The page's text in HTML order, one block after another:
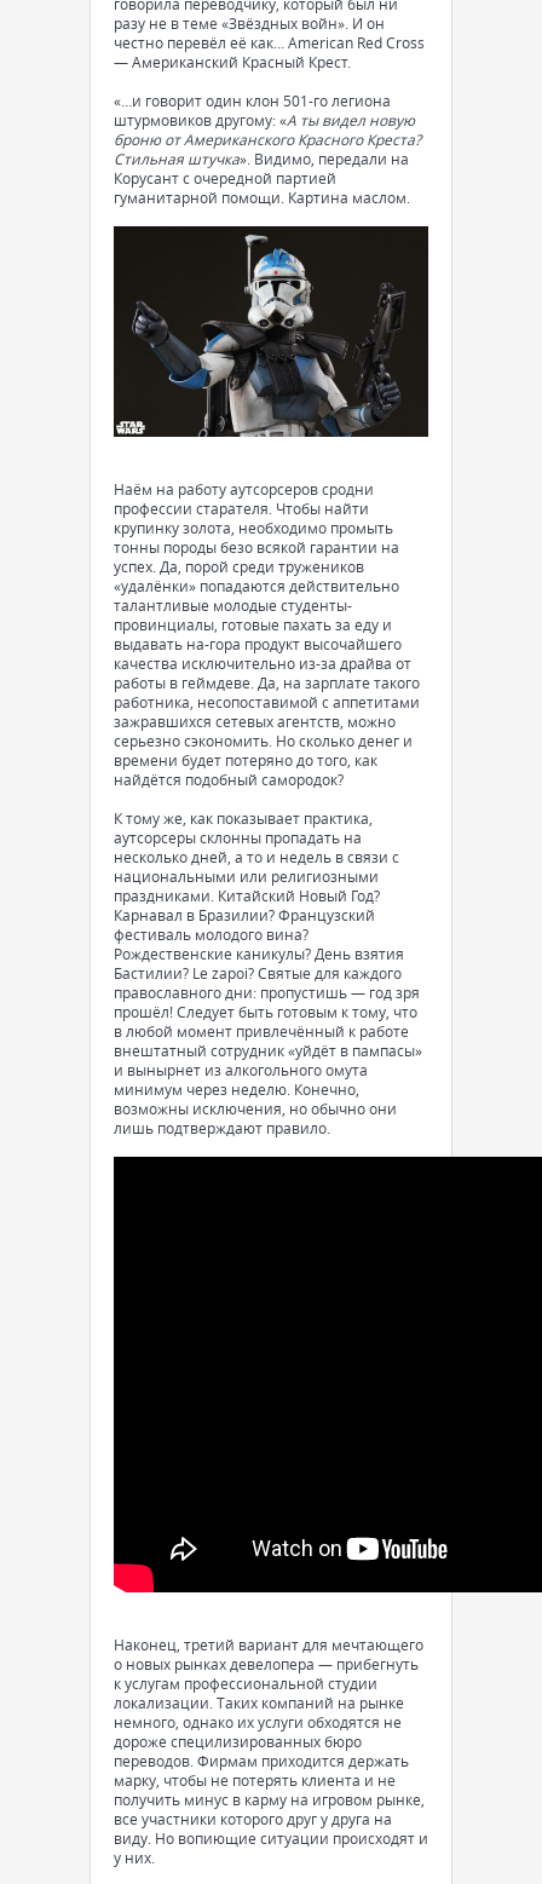
говорила переводчику, который был ни
разу не в теме «Звёздных войн». И он
честно перевёл её как… American Red Cross
— Американский Красный Крест.
«…и говорит один клон 501-го легиона
штурмовиков другому: «А ты видел новую
броню от Американского Красного Креста?
Стильная штучка». Видимо, передали на
Корусант с очередной партией
гуманитарной помощи. Картина маслом.
Наём на работу аутсорсеров сродни
профессии старателя. Чтобы найти
крупинку золота, необходимо промыть
тонны породы безо всякой гарантии на
успех. Да, порой среди тружеников
«удалёнки» попадаются действительно
талантливые молодые студенты-
провинциалы, готовые пахать за еду и
выдавать на-гора продукт высочайшего
качества исключительно из-за драйва от
работы в геймдеве. Да, на зарплате такого
работника, несопоставимой с аппетитами
зажравшихся сетевых агентств, можно
серьезно сэкономить. Но сколько денег и
времени будет потеряно до того, как
найдётся подобный самородок?
К тому же, как показывает практика,
аутсорсеры склонны пропадать на
несколько дней, а то и недель в связи с
национальными или религиозными
праздниками. Китайский Новый Год?
Карнавал в Бразилии? Французский
фестиваль молодого вина?
Рождественские каникулы? День взятия
Бастилии? Le zapoi? Святые для каждого
православного дни: пропустишь — год зря
прошёл! Следует быть готовым к тому, что
в любой момент привлечённый к работе
внештатный сотрудник «уйдёт в пампасы»
и вынырнет из алкогольного омута
минимум через неделю. Конечно,
возможны исключения, но обычно они
лишь подтверждают правило.
Наконец, третий вариант для мечтающего
о новых рынках девелопера — прибегнуть
к услугам профессиональной студии
локализации. Таких компаний на рынке
немного, однако их услуги обходятся не
дороже специлизированных бюро
переводов. Фирмам приходится держать
марку, чтобы не потерять клиента и не
получить минус в карму на игровом рынке,
все участники которого друг у друга на
виду. Но вопиющие ситуации происходят и
у них.